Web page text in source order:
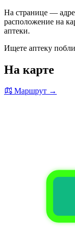
На странице —
расположение на
аптеки.
Ищете аптеку
На карте
Маршрут →